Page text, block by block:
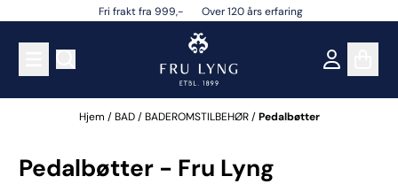
Hopp til innholdFri frakt fra 999,- Over 120 års erfaring
Hjem /BAD/BADEROMSTILBEHØR/Pedalbøtter
Pedalbøtter - Fru Lyng